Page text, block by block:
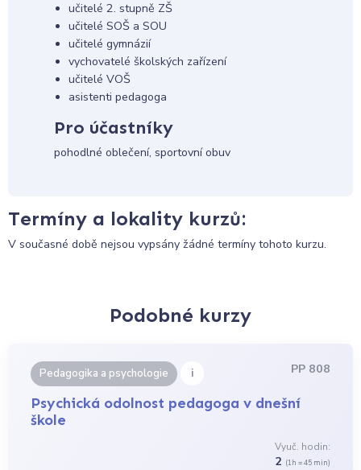
učitelé 2. stupně ZŠ
učitelé SOŠ a SOU
učitelé gymnázií
vychovatelé školských zařízení
učitelé VOŠ
asistenti pedagoga
Pro účastníky
pohodlné oblečení, sportovní obuv
Termíny a lokality kurzů:
V současné době nejsou vypsány žádné termíny tohoto kurzu.
Podobné kurzy
Pedagogika a psychologie i PP 808
Psychická odolnost pedagoga v dnešní
škole
Vyuč. hodin:
2 (1h = 45 min)